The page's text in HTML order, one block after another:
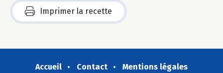
Imprimer la recette
Accueil Contact
Mentions légales